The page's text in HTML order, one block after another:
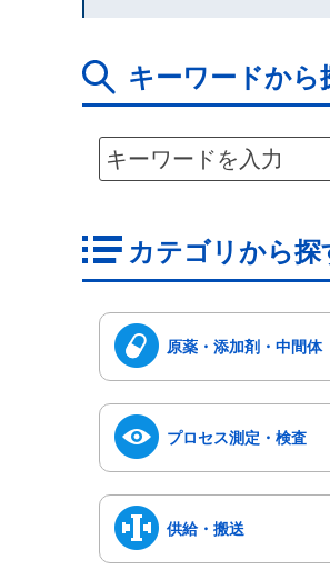
キーワードから
カテゴリから探
原薬・添加剤・中間体
プロセス測定・検査
供給・搬送